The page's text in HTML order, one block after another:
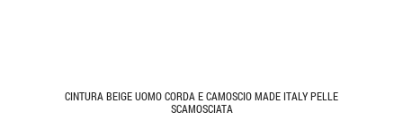
CINTURA BEIGE UOMO CORDA E CAMOSCIO MADE ITALY PELLE
SCAMOSCIATA